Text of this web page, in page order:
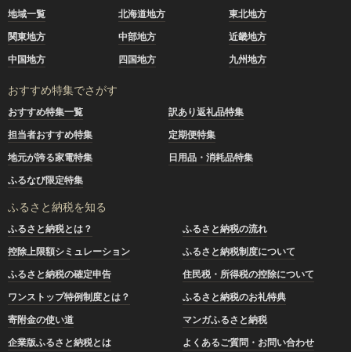
地域一覧 北海道地方
東北地方
関東地方
中部地方
近畿地方
中国地方
四国地方 九州地方
おすすめ特集でさがす
おすすめ特集一覧
訳あり返礼品特集
担当者おすすめ特集
定期便特集
地元が誇る家電特集
日用品・消耗品特集
ふるなび限定特集
ふるさと納税を知る
ふるさと納税とは？
ふるさと納税の流れ
控除上限額シミュレーション
ふるさと納税制度について
ふるさと納税の確定申告
住民税・所得税の控除について
ワンストップ特例制度とは？
ふるさと納税のお礼特典
寄附金の使い道
マンガふるさと納税
企業版ふるさと納税とは
よくあるご質問・お問い合わせ